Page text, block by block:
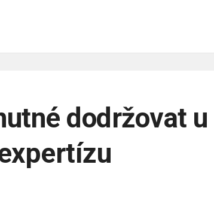
dodržovat u